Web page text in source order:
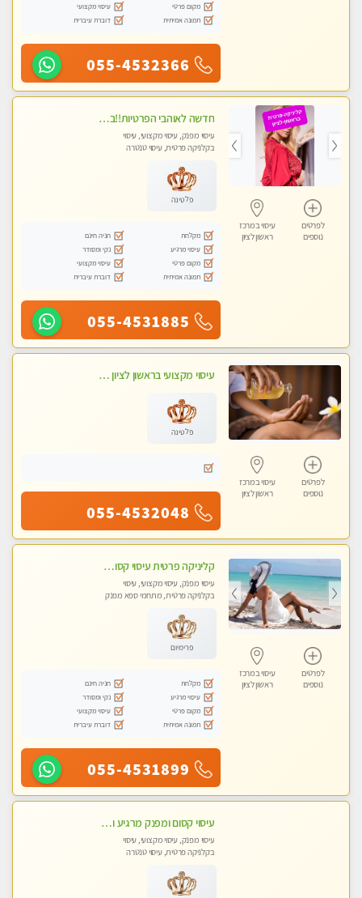
מקום פרטי
עיסוי מקצועי
תמונה אמיתית
דוברת עיברית
055-4532366
לפרטים
נוספים
עיסוי במרכז
ראשון לציון
חדשה לאוהבי הפרטיות!!בראשון לציון! מעסה vip מפנקת בקליניקה פרטית לחלוטין!!! לבד! לרציניים בלבד! מומלץ!
עיסוי מפנק, עיסוי מקצועי, עיסוי
בקלניקה פרטית, עיסוי טנטרה
פלטינה
מקלחת
חניה חינם
עיסוי מרגיע
נקי ומסודר
מקום פרטי
עיסוי מקצועי
תמונה אמיתית
דוברת עיברית
055-4531885
לפרטים
נוספים
עיסוי במרכז
ראשון לציון
עיסוי מקצועי בראשון לציון מומלץ
פלטינה
055-4532048
לפרטים
נוספים
עיסוי במרכז
ראשון לציון
קליניקה פרטית עיסוי קסום איכותי ומרגיע מידי זהב עיסוי שבדי קלאסי ורפלקסולוגיה שרות מקצועי טל-052-4818650
עיסוי מפנק, עיסוי מקצועי, עיסוי
בקלניקה פרטית, מתחמי ספא מפנק
פרימיום
מקלחת
חניה חינם
עיסוי מרגיע
נקי ומסודר
מקום פרטי
עיסוי מקצועי
תמונה אמיתית
דוברת עיברית
055-4531899
עיסוי קסום ומפנק מרגיע ואיכותי מידי זהב !
עיסוי מפנק, עיסוי מקצועי, עיסוי
בקלניקה פרטית, עיסוי טנטרה